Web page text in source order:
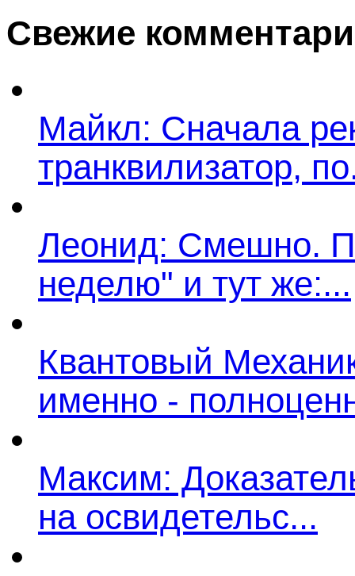
Свежие
Майкл: Сначала
транквилизатор,
Леонид: Смешно.
неделю" и тут же:...
Квантовый
именно -
Максим:
на освидетельс...